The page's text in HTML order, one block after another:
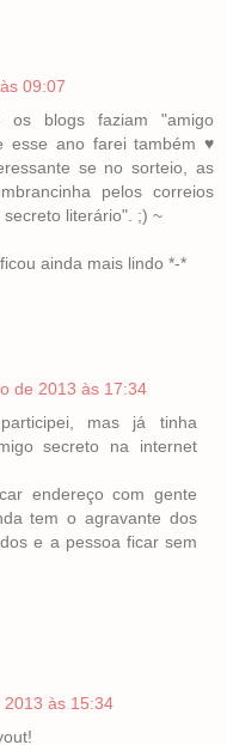
09:07
blogs faziam "amigo
esse ano farei também ♥
se no sorteio, as
pelos correios
literário". ;) ~
ainda mais lindo *-*
de 2013 às 17:34
mas já tinha
secreto na internet
endereço com gente
tem o agravante dos
e a pessoa ficar sem
às 15:34